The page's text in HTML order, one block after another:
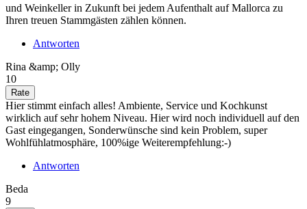
und Weinkeller in Zukunft bei jedem Aufenthalt auf Mallorca zu
Ihren treuen Stammgästen zählen können.
Antworten
Rina &amp; Olly
10
Hier stimmt einfach alles! Ambiente, Service und Kochkunst
wirklich auf sehr hohem Niveau. Hier wird noch individuell auf den
Gast eingegangen, Sonderwünsche sind kein Problem, super
Wohlfühlatmosphäre, 100%ige Weiterempfehlung:-)
Antworten
Beda
9